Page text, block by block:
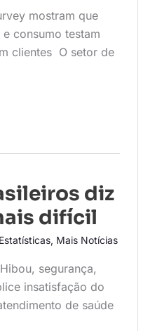
mostram que
consumo testam
clientes O setor de
diz
difícil
Estatísticas, Mais Notícias
segurança,
insatisfação do
de saúde